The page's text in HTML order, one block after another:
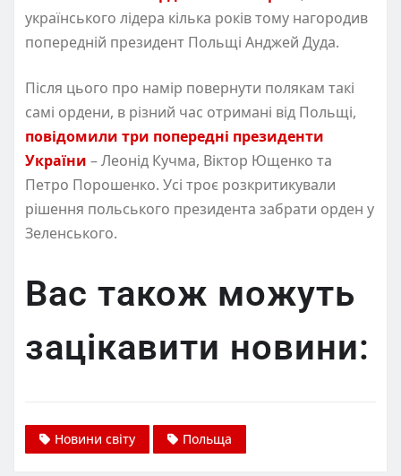
українського лідера кілька років тому нагородив
попередній президент Польщі Анджей Дуда.
Після цього про намір повернути полякам такі
самі ордени, в різний час отримані від Польщі,
повідомили три попередні президенти
України – Леонід Кучма, Віктор Ющенко та
Петро Порошенко. Усі троє розкритикували
рішення польського президента забрати орден у
Зеленського.
Вас також можуть
зацікавити новини:
Новини світу Польща